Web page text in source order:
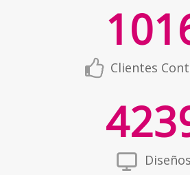
Clientes
Diseños